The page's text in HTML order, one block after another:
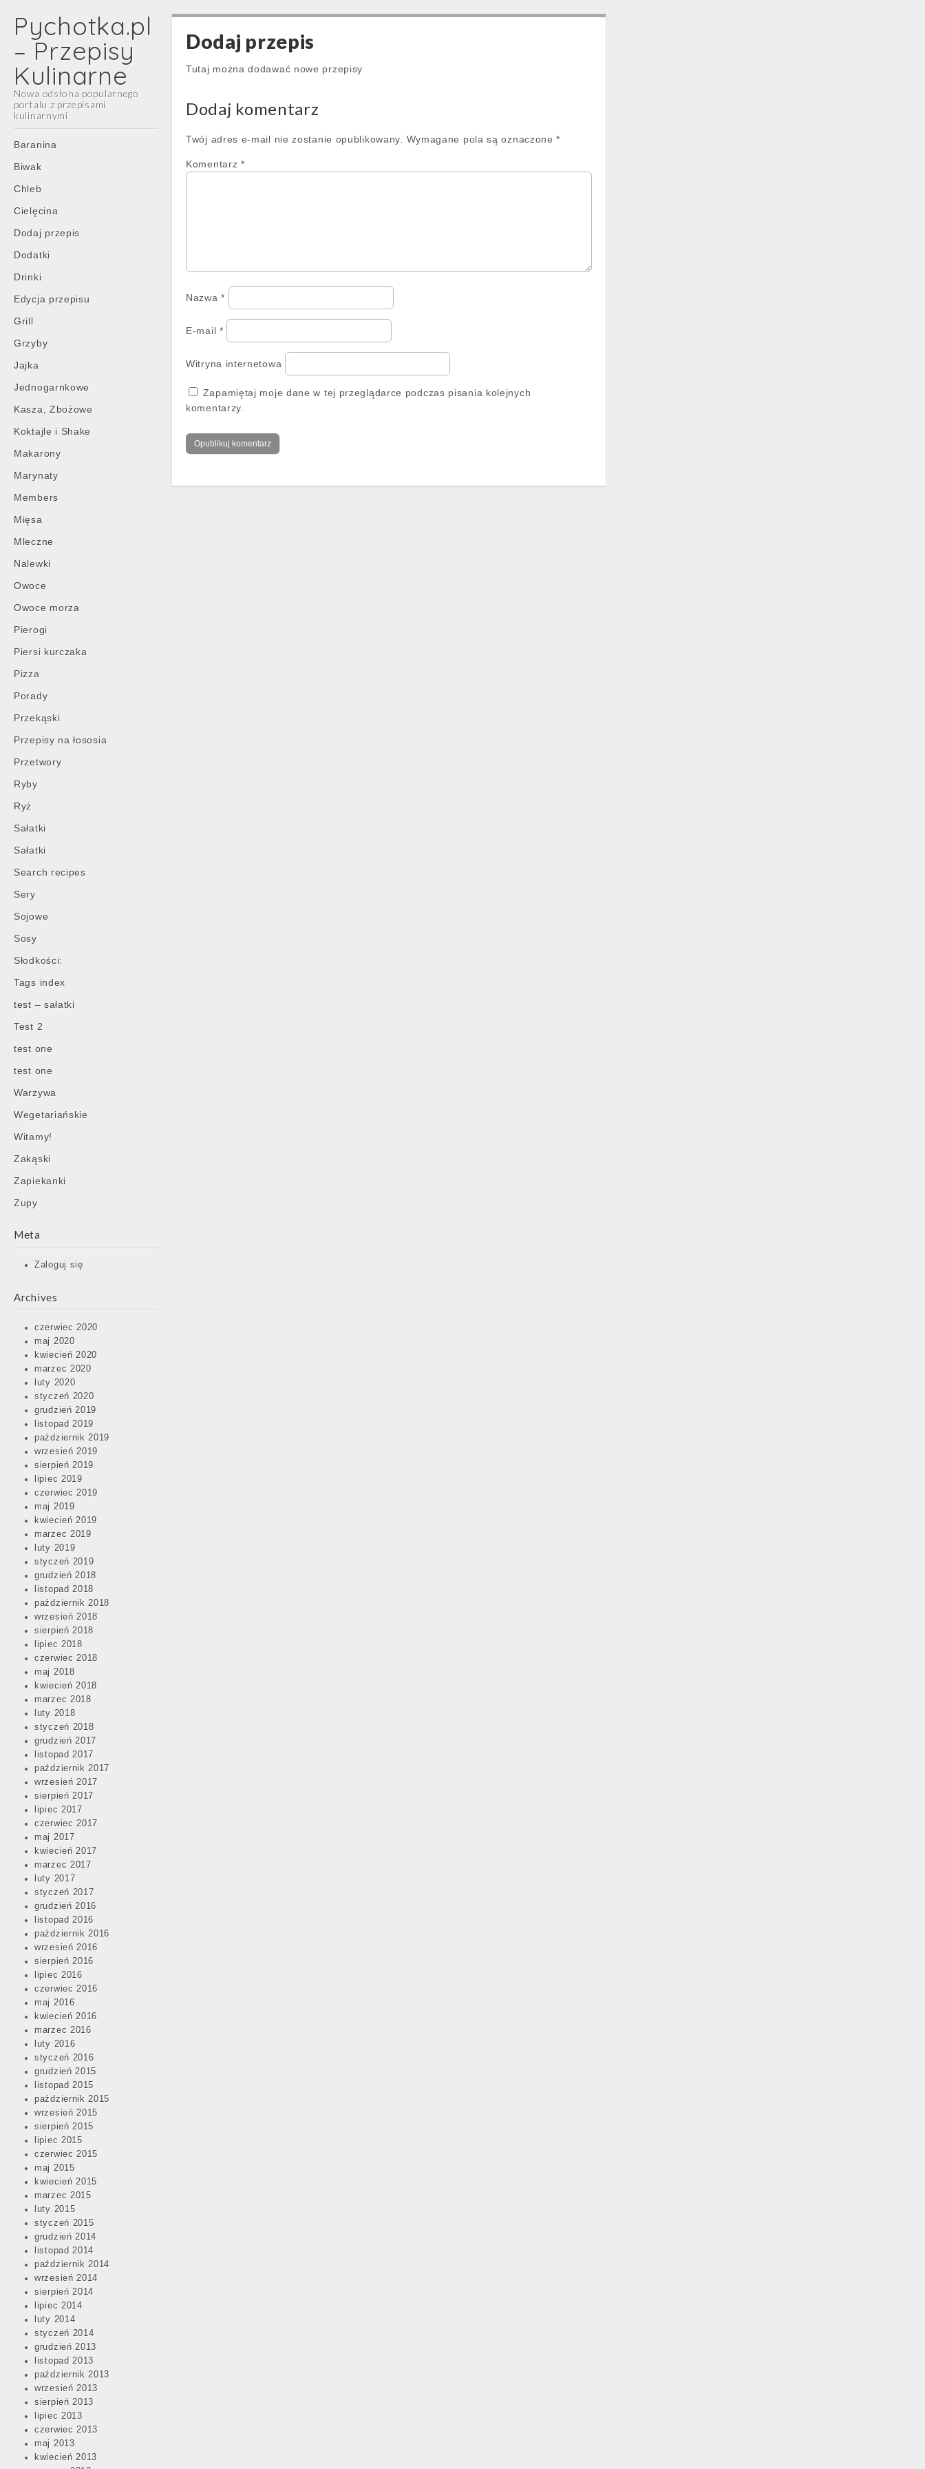
Pychotka.pl
– Przepisy
Kulinarne
Nowa odsłona popularnego
portalu z przepisami
kulinarnymi
Main
menu
Skip
content
Baranina
Biwak
Chleb
Cielęcina
Dodaj przepis
Dodatki
Drinki
Edycja przepisu
Grill
Grzyby
Jajka
Jednogarnkowe
Kasza, Zbożowe
Koktajle i Shake
Makarony
Marynaty
Members
Mięsa
Mleczne
Nalewki
Owoce
Owoce morza
Pierogi
Piersi kurczaka
Pizza
Porady
Przekąski
Przepisy na łososia
Przetwory
Ryby
Ryż
Sałatki
Sałatki
Search recipes
Sery
Sojowe
Sosy
Słodkości:
Tags index
test – sałatki
Test 2
test one
test one
Warzywa
Wegetariańskie
Witamy!
Zakąski
Zapiekanki
Zupy
Meta
Zaloguj się
Archives
czerwiec 2020
maj 2020
kwiecień 2020
marzec 2020
luty 2020
styczeń 2020
grudzień 2019
listopad 2019
październik 2019
wrzesień 2019
sierpień 2019
lipiec 2019
czerwiec 2019
maj 2019
kwiecień 2019
marzec 2019
luty 2019
styczeń 2019
grudzień 2018
listopad 2018
październik 2018
wrzesień 2018
sierpień 2018
lipiec 2018
czerwiec 2018
maj 2018
kwiecień 2018
marzec 2018
luty 2018
styczeń 2018
grudzień 2017
listopad 2017
październik 2017
wrzesień 2017
sierpień 2017
lipiec 2017
czerwiec 2017
maj 2017
kwiecień 2017
marzec 2017
luty 2017
styczeń 2017
grudzień 2016
listopad 2016
październik 2016
wrzesień 2016
sierpień 2016
lipiec 2016
czerwiec 2016
maj 2016
kwiecień 2016
marzec 2016
luty 2016
styczeń 2016
grudzień 2015
listopad 2015
październik 2015
wrzesień 2015
sierpień 2015
lipiec 2015
czerwiec 2015
maj 2015
kwiecień 2015
marzec 2015
luty 2015
styczeń 2015
grudzień 2014
listopad 2014
październik 2014
wrzesień 2014
sierpień 2014
lipiec 2014
luty 2014
styczeń 2014
grudzień 2013
listopad 2013
październik 2013
wrzesień 2013
sierpień 2013
lipiec 2013
czerwiec 2013
maj 2013
kwiecień 2013
Dodaj przepis
Tutaj można dodawać nowe przepisy
Dodaj komentarz
Twój adres e-mail nie zostanie opublikowany. Wymagane pola są oznaczone*
Komentarz *
Nazwa*
E-mail *
Witryna internetowa
Zapamiętaj moje dane w tej przeglądarce podczas pisania kolejnych
komentarzy.